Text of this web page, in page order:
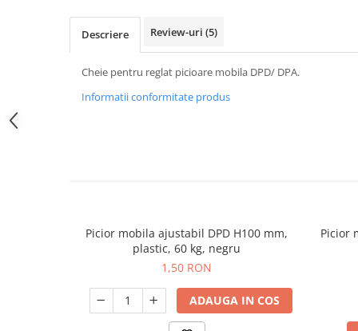
Descriere Review-uri (5)
Cheie pentru reglat picioare mobila DPD/ DPA.
Informatii conformitate produs
Picior mobila ajustabil DPD H100 mm,
plastic, 60 kg, negru
1,50 RON
ADAUGA IN COS
Picior